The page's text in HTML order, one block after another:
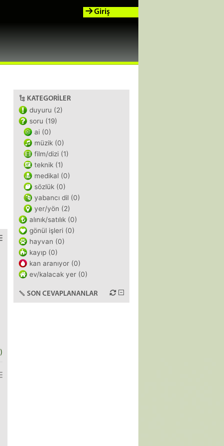
Giriş
)
KATEGORILER
duyuru (2)
soru (19)
ai (0)
müzik (0)
film/dizi (1)
teknik (1)
medikal (0)
sözlük (0)
yabancı dil (0)
yer/yön (2)
alınık/satılık (0)
gönül işleri (0)
hayvan (0)
kayıp (0)
kan aranıyor (0)
ev/kalacak yer (0)
SON CEVAPLANANLAR